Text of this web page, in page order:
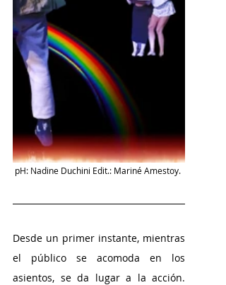
pH: Nadine Duchini Edit.: Mariné Amestoy.
Desde un primer instante, mientras
el público se acomoda en los
asientos, se da lugar a la acción.